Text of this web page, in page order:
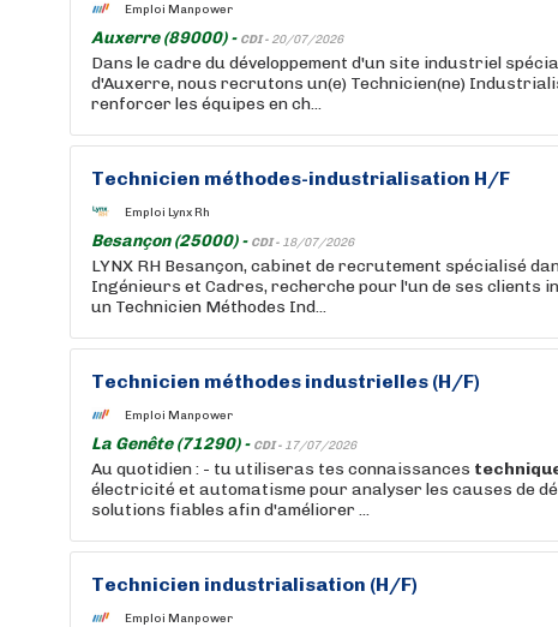
Emploi Manpower
Auxerre (89000) - CDI - 20/07/2026
Dans le cadre du développement d'un site industriel
d'Auxerre, nous recrutons un(e) Technicien(ne)
renforcer les équipes en ch...
Technicien méthodes-industrialisation H/F
Emploi Lynx Rh
Besançon (25000) - CDI - 18/07/2026
LYNX RH Besançon, cabinet de recrutement spécialisé
Ingénieurs et Cadres, recherche pour l'un de ses clients
un Technicien Méthodes Ind...
Technicien méthodes industrielles (H/F)
Emploi Manpower
La Genête (71290) - CDI - 17/07/2026
Au quotidien : - tu utiliseras tes connaissances
électricité et automatisme pour analyser les causes de
solutions fiables afin d'améliorer ...
Technicien industrialisation (H/F)
Emploi Manpower